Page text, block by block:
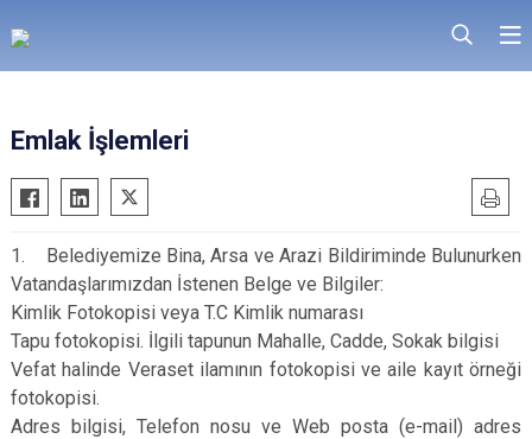
Emlak İşlemleri
1. Belediyemize Bina, Arsa ve Arazi Bildiriminde Bulunurken
Vatandaşlarımızdan İstenen Belge ve Bilgiler:
Kimlik Fotokopisi veya T.C Kimlik numarası
Tapu fotokopisi. İlgili tapunun Mahalle, Cadde, Sokak bilgisi
Vefat halinde Veraset ilamının fotokopisi ve aile kayıt örneği
fotokopisi.
Adres bilgisi, Telefon nosu ve Web posta (e-mail) adres